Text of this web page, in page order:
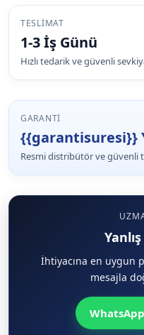
TESLIMAT
1-3 İş Günü
Hızlı tedarik ve güvenli
GARANTI
{{garantisuresi}}
Resmi distribütör ve güvenli
İhtiyacına en uygun
mesajla